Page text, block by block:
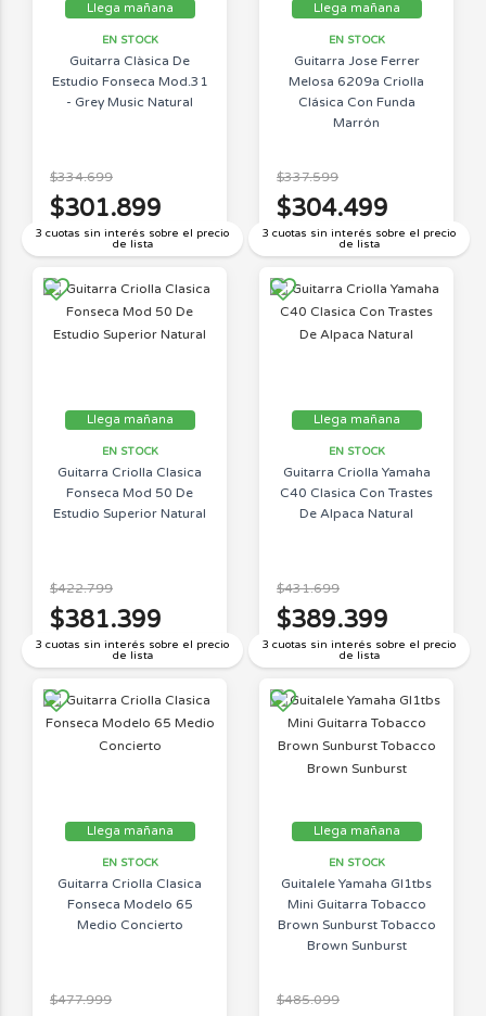
Llega mañana
EN STOCK
Guitarra Clàsica De
Estudio Fonseca Mod.31
- Grey Music Natural
3 cuotas sin interés sobre el precio
de lista
$334.699
$301.899
Llega mañana
EN STOCK
Guitarra Jose Ferrer
Melosa 6209a Criolla
Clásica Con Funda
Marrón
3 cuotas sin interés sobre el precio
de lista
$337.599
$304.499
Llega mañana
EN STOCK
Guitarra Criolla Clasica
Fonseca Mod 50 De
Estudio Superior Natural
3 cuotas sin interés sobre el precio
de lista
$422.799
$381.399
Llega mañana
EN STOCK
Guitarra Criolla Yamaha
C40 Clasica Con Trastes
De Alpaca Natural
3 cuotas sin interés sobre el precio
de lista
$431.699
$389.399
Llega mañana
EN STOCK
Guitarra Criolla Clasica
Fonseca Modelo 65
Medio Concierto
$477.999
Llega mañana
EN STOCK
Guitalele Yamaha Gl1tbs
Mini Guitarra Tobacco
Brown Sunburst Tobacco
Brown Sunburst
$485.099